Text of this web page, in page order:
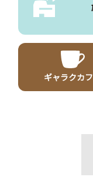
ギャラクカ